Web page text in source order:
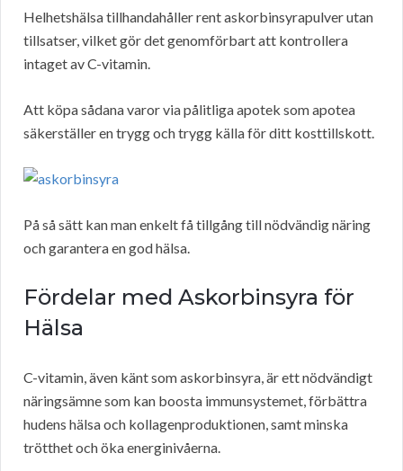
Helhetshälsa tillhandahåller rent askorbinsyrapulver utan
tillsatser, vilket gör det genomförbart att kontrollera
intaget av C-vitamin.
Att köpa sådana varor via pålitliga apotek som apotea
säkerställer en trygg och trygg källa för ditt kosttillskott.
På så sätt kan man enkelt få tillgång till nödvändig näring
och garantera en god hälsa.
Fördelar med Askorbinsyra för
Hälsa
C-vitamin, även känt som askorbinsyra, är ett nödvändigt
näringsämne som kan boosta immunsystemet, förbättra
hudens hälsa och kollagenproduktionen, samt minska
trötthet och öka energinivåerna.